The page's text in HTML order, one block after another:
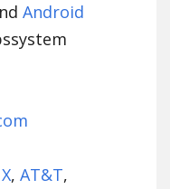
Android
,AT&T,